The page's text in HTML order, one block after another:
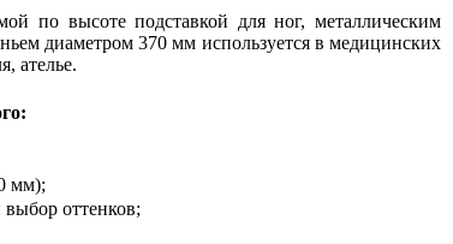
по высоте подставкой для ног, металлическим
диаметром 370 мм используется в медицинских
ателье.
мм);
оттенков;